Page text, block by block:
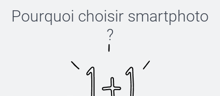
Pourquoi choisir smartphoto
?